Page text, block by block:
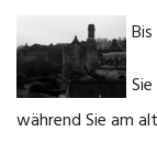
während Sie am